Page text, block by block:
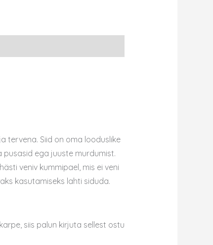
tervena. Siid on oma looduslike
ega juuste murdumist.
veniv kummipael, mis ei veni
kasutamiseks lahti siduda.
siis palun kirjuta sellest ostu